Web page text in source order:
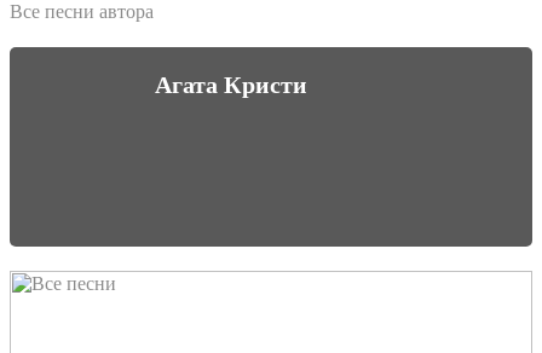
Все песни автора
Агата Кристи